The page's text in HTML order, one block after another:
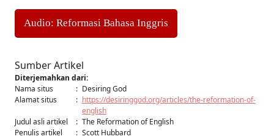
Audio: Reformasi Bahasa Inggris
Sumber Artikel
Diterjemahkan dari:
Nama situs
: Desiring God
Alamat situs
: https://desiringgod.org/articles/the-reformation-of-
english
Judul asli artikel
: The Reformation of English
Penulis artikel
: Scott Hubbard